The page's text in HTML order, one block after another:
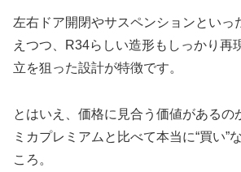
左右ドア開閉やサスペンションといっ
えつつ、R34らしい造形もしっかり再
立を狙った設計が特徴です。
とはいえ、価格に見合う価値があるの
ミカプレミアムと比べて本当に“買い”
ころ。